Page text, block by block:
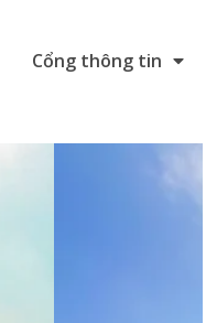
Cổng thông tin